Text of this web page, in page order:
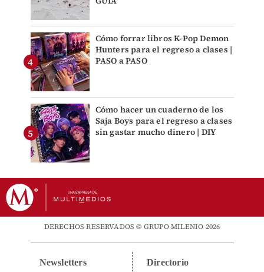
Cómo forrar libros K-Pop Demon
Hunters para el regreso a clases |
PASO a PASO
Cómo hacer un cuaderno de los
Saja Boys para el regreso a clases
sin gastar mucho dinero | DIY
DERECHOS RESERVADOS © GRUPO MILENIO 2026
Newsletters Directorio